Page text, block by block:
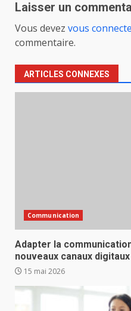
Laisser un
Vous devez vous
commentaire.
ARTICLES CONNEXES
Communication
Adapter la
nouveaux canaux digitaux
15 mai 2026